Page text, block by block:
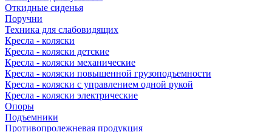
Откидные сиденья
Поручни
Техника для слабовидящих
Кресла - коляски
Кресла - коляски детские
Кресла - коляски механические
Кресла - коляски повышенной грузоподъемности
Кресла - коляски с управлением одной рукой
Кресла - коляски электрические
Опоры
Подъемники
Противопролежневая продукция